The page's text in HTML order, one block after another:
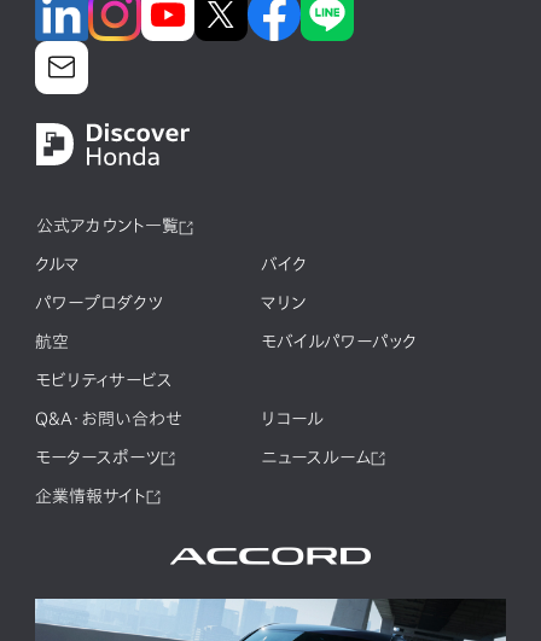
公式アカウント一覧
クルマ バイク
パワープロダクツ マリン
航空 モバイルパワーパック
モビリティサービス
Q&A・お問い合わせ リコール
モータースポーツ ニュースルーム
企業情報サイト